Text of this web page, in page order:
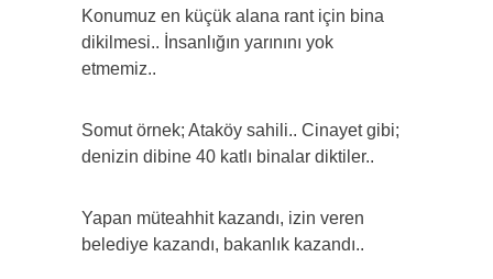
Konumuz en küçük alana rant için bina
dikilmesi.. İnsanlığın yarınını yok
etmemiz..
Somut örnek; Ataköy sahili.. Cinayet gibi;
denizin dibine 40 katlı binalar diktiler..
Yapan müteahhit kazandı, izin veren
belediye kazandı, bakanlık kazandı..